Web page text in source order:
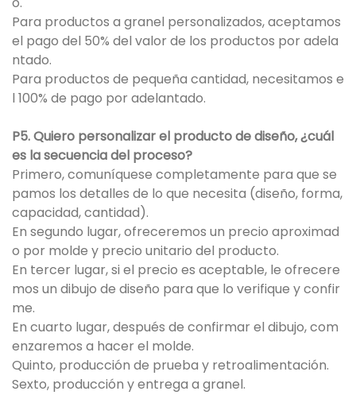
Para productos a granel personalizados, aceptamos
el pago del 50% del valor de los productos por adela
ntado.
Para productos de pequeña cantidad, necesitamos e
l 100% de pago por adelantado.
P5. Quiero personalizar el producto de diseño, ¿cuál
es la secuencia del proceso?
Primero, comuníquese completamente para que se
pamos los detalles de lo que necesita (diseño, forma,
capacidad, cantidad).
En segundo lugar, ofreceremos un precio aproximad
o por molde y precio unitario del producto.
En tercer lugar, si el precio es aceptable, le ofrecere
mos un dibujo de diseño para que lo verifique y confir
me.
En cuarto lugar, después de confirmar el dibujo, com
enzaremos a hacer el molde.
Quinto, producción de prueba y retroalimentación.
Sexto, producción y entrega a granel.